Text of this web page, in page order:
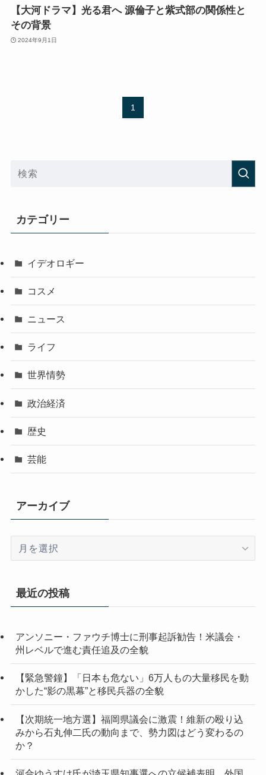
【大河ドラマ】光る君へ 源倫子と紫式部の関係性と
その背景
2024年9月1日
1
カテゴリー
イデオロギー
コスメ
ニュース
ライフ
世界情勢
政治経済
歴史
芸能
アーカイブ
イ
最近の投稿
アンソニー・ファウチ博士に刑事起訴勧告！米議会・
州レベルで進む責任追及の全貌
【緊急警鐘】「日本も危ない」6万人もの大量移民を動
かした“影の黒幕”と移民兵器の全貌
【次期統一地方選】福岡県議会に激震！維新の殴り込
みから石丸伸二氏の動向まで、勢力図はどう変わるの
か？